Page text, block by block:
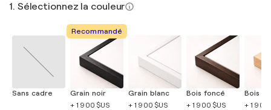
1. Sélectionnez la couleur
Sans cadre
Recommandé
Grain noir
+ 1 900 $US
Grain blanc
+ 1 900 $US
Bois foncé
+ 1 900 $US
Bois
+ 1 900